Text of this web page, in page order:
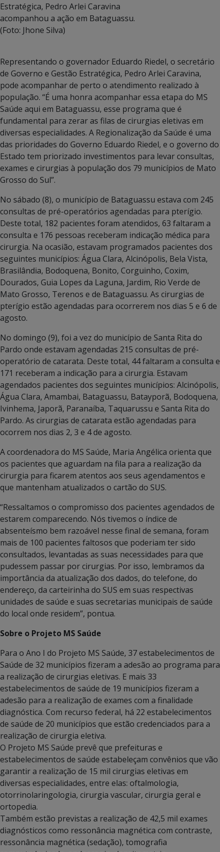
Estratégica, Pedro Arlei Caravina
acompanhou a ação em Bataguassu.
(Foto: Jhone Silva)
Representando o governador Eduardo Riedel, o secretário
de Governo e Gestão Estratégica, Pedro Arlei Caravina,
pode acompanhar de perto o atendimento realizado à
população. “É uma honra acompanhar essa etapa do MS
Saúde aqui em Bataguassu, esse programa que é
fundamental para zerar as filas de cirurgias eletivas em
diversas especialidades. A Regionalização da Saúde é uma
das prioridades do Governo Eduardo Riedel, e o governo do
Estado tem priorizado investimentos para levar consultas,
exames e cirurgias à população dos 79 municípios de Mato
Grosso do Sul”.
No sábado (8), o município de Bataguassu estava com 245
consultas de pré-operatórios agendadas para pterígio.
Deste total, 182 pacientes foram atendidos, 63 faltaram a
consulta e 176 pessoas receberam indicação médica para
cirurgia. Na ocasião, estavam programados pacientes dos
seguintes municípios: Água Clara, Alcinópolis, Bela Vista,
Brasilândia, Bodoquena, Bonito, Corguinho, Coxim,
Dourados, Guia Lopes da Laguna, Jardim, Rio Verde de
Mato Grosso, Terenos e de Bataguassu. As cirurgias de
pterígio estão agendadas para ocorrerem nos dias 5 e 6 de
agosto.
No domingo (9), foi a vez do município de Santa Rita do
Pardo onde estavam agendadas 215 consultas de pré-
operatório de catarata. Deste total, 44 faltaram a consulta e
171 receberam a indicação para a cirurgia. Estavam
agendados pacientes dos seguintes municípios: Alcinópolis,
Água Clara, Amambai, Bataguassu, Batayporã, Bodoquena,
Ivinhema, Japorã, Paranaíba, Taquarussu e Santa Rita do
Pardo. As cirurgias de catarata estão agendadas para
ocorrem nos dias 2, 3 e 4 de agosto.
A coordenadora do MS Saúde, Maria Angélica orienta que
os pacientes que aguardam na fila para a realização da
cirurgia para ficarem atentos aos seus agendamentos e
que mantenham atualizados o cartão do SUS.
“Ressaltamos o compromisso dos pacientes agendados de
estarem comparecendo. Nós tivemos o índice de
absenteísmo bem razoável nesse final de semana, foram
mais de 100 pacientes faltosos que poderiam ter sido
consultados, levantadas as suas necessidades para que
pudessem passar por cirurgias. Por isso, lembramos da
importância da atualização dos dados, do telefone, do
endereço, da carteirinha do SUS em suas respectivas
unidades de saúde e suas secretarias municipais de saúde
do local onde residem”, pontua.
Sobre o Projeto MS Saúde
Para o Ano I do Projeto MS Saúde, 37 estabelecimentos de
Saúde de 32 municípios fizeram a adesão ao programa para
a realização de cirurgias eletivas. E mais 33
estabelecimentos de saúde de 19 municípios fizeram a
adesão para a realização de exames com a finalidade
diagnóstica. Com recurso federal, há 22 estabelecimentos
de saúde de 20 municípios que estão credenciados para a
realização de cirurgia eletiva.
O Projeto MS Saúde prevê que prefeituras e
estabelecimentos de saúde estabeleçam convênios que vão
garantir a realização de 15 mil cirurgias eletivas em
diversas especialidades, entre elas: oftalmologia,
otorrinolaringologia, cirurgia vascular, cirurgia geral e
ortopedia.
Também estão previstas a realização de 42,5 mil exames
diagnósticos como ressonância magnética com contraste,
ressonância magnética (sedação), tomografia